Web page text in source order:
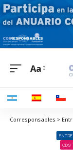
Aa
ODS